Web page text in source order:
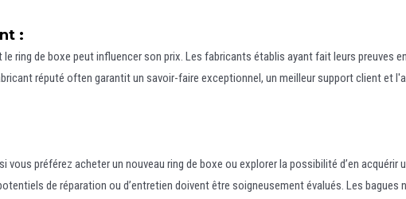
:
ring de boxe peut influencer son prix. Les fabricants établis ayant fait leurs preuves
réputé often garantit un savoir-faire exceptionnel, un meilleur support client et
vous préférez acheter un nouveau ring de boxe ou explorer la possibilité d’en
de réparation ou d’entretien doivent être soigneusement évalués. Les